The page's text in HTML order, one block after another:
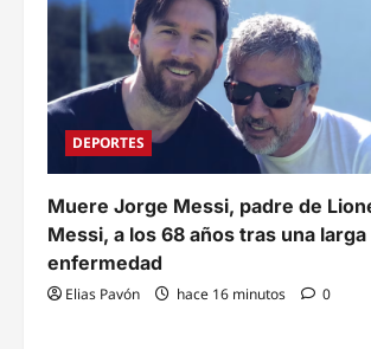
DEPORTES
Muere Jorge Messi, padre de
Messi, a los 68 años tras una larga
enfermedad
Elias Pavón hace 16 minutos 0